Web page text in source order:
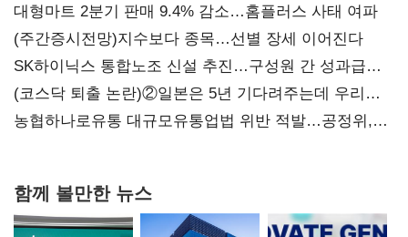
대형마트 2분기 판매 9.4% 감소…홈플러스 사태 여파
(주간증시전망)지수보다 종목…선별 장세 이어진다
SK하이닉스 통합노조 신설 추진…구성원 간 성과급
불만 확산
(코스닥 퇴출 논란)②일본은 5년 기다려주는데 우리는
당장 퇴출?…시간만으론 부족한 코스닥 구하기
농협하나로유통 대규모유통업법 위반 적발…공정위,
함께 볼만한 뉴스